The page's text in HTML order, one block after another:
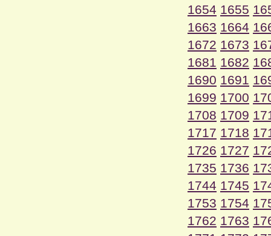
1654 1655
1663 1664
1672 1673
1681 1682
1690 1691
1699 1700
1708 1709
1717 1718
1726 1727
1735 1736
1744 1745
1753 1754
1762 1763